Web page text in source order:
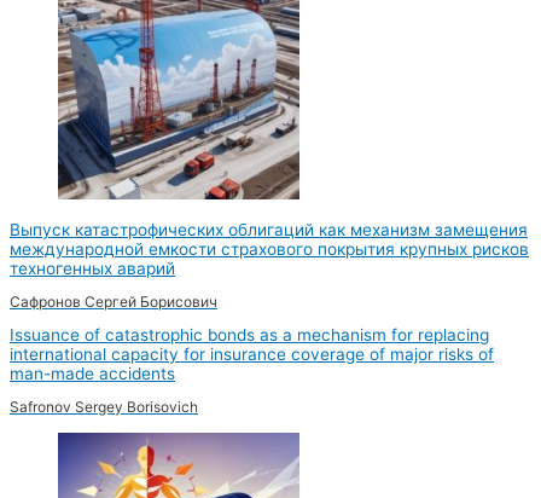
Выпуск катастрофических облигаций как механизм замещения
международной емкости страхового покрытия крупных рисков
техногенных аварий
Сафронов Сергей Борисович
Issuance of catastrophic bonds as a mechanism for replacing
international capacity for insurance coverage of major risks of
man-made accidents
Safronov Sergey Borisovich